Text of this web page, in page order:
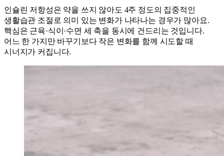
인슐린 저항성은 약을 쓰지 않아도 4주 정도의 집중적인
생활습관 조절로 의미 있는 변화가 나타나는 경우가 많아요.
핵심은 근육·식이·수면 세 축을 동시에 건드리는 것입니다.
어느 한 가지만 바꾸기보다 작은 변화를 함께 시도할 때
시너지가 커집니다.